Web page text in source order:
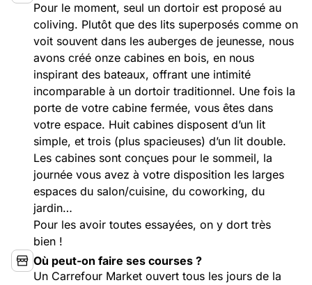
Pour le moment, seul un dortoir est proposé au
coliving. Plutôt que des lits superposés comme on
voit souvent dans les auberges de jeunesse, nous
avons créé onze cabines en bois, en nous
inspirant des bateaux, offrant une intimité
incomparable à un dortoir traditionnel. Une fois la
porte de votre cabine fermée, vous êtes dans
votre espace. Huit cabines disposent d’un lit
simple, et trois (plus spacieuses) d’un lit double.
Les cabines sont conçues pour le sommeil, la
journée vous avez à votre disposition les larges
espaces du salon/cuisine, du coworking, du
jardin…
Pour les avoir toutes essayées, on y dort très
bien !
Où peut-on faire ses courses ?
Un Carrefour Market ouvert tous les jours de la